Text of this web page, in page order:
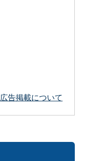
広告掲載について